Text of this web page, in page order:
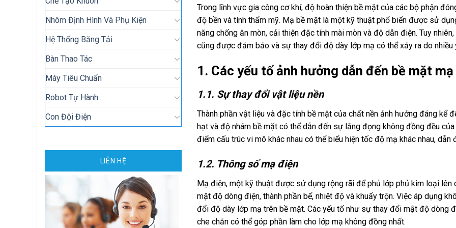
Nhôm Định Hình Và Phụ Kiện
Hệ Thống Băng Tải
Bàn Thao Tác
Máy Tiêu Chuẩn
Robot Tự Hành
Con Đội Điện
LIÊN HỆ
Trong lĩnh vực gia công cơ khí, độ hoàn thiện bề mặt của các bộ phận
độ bền và tính thẩm mỹ. Mạ bề mặt là một kỹ thuật phổ biến được sử
năng chống ăn mòn, cải thiện đặc tính mài mòn và độ dẫn điện. Tuy
cũng được đảm bảo và sự thay đổi độ dày lớp mạ có thể xảy ra do nhiều
1. Các yếu tố ảnh hưởng dẫn đến bề mặt
1.1. Sự thay đổi vật liệu nền
Thành phần vật liệu và đặc tính bề mặt của chất nền ảnh hưởng đáng kể
hạt và độ nhám bề mặt có thể dẫn đến sự lắng đọng không đồng đều
điểm cấu trúc vi mô khác nhau có thể biểu hiện tốc độ mạ khác nhau,
1.2. Thông số mạ điện
Mạ điện, một kỹ thuật được sử dụng rộng rãi để phủ lớp phủ kim loại
mật độ dòng điện, thành phần bể, nhiệt độ và khuấy trộn. Việc áp dụng
đổi độ dày lớp mạ trên bề mặt. Các yếu tố như sự thay đổi mật độ dòng
che chắn có thể góp phần làm cho lớp mạ không đồng nhất.